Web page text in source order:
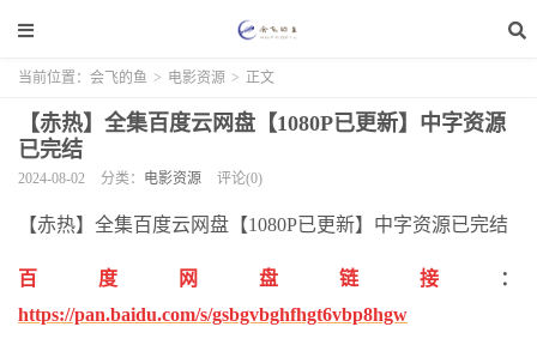
当前位置： 会飞的鱼 > 电影资源 > 正文
【赤热】全集百度云网盘【1080P已更新】中字资源
已完结
2024-08-02 分类： 电影资源 评论(0)
【赤热】全集百度云网盘【1080P已更新】中字资源已完结
百度网盘链接
：
https://pan.baidu.com/s/gsbgvbghfhgt6vbp8hgw